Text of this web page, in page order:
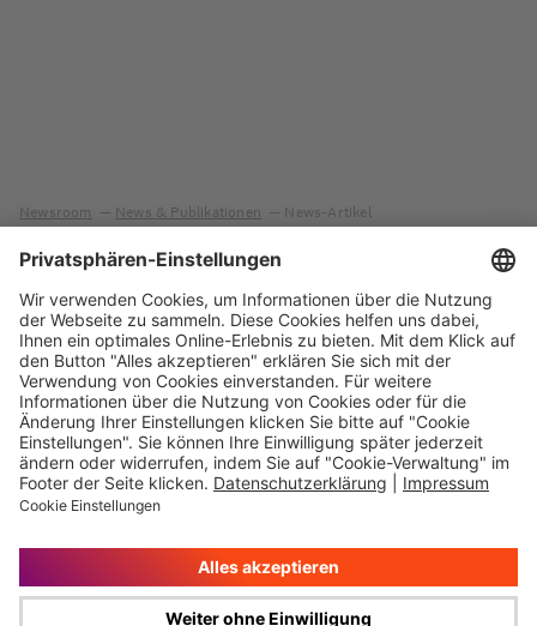
Newsroom News & Publikationen News-Artikel
Immer auf dem
Laufenden
Hauptversammlung
Finanzkalender
IR-Newsletter
Ihr direkter Weg zu
uns
Kontakt
Karriere